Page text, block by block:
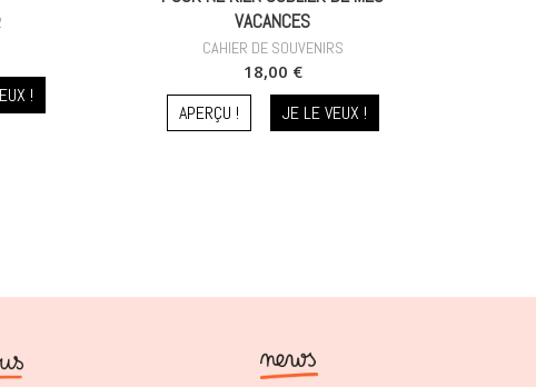
!
VACANCES
CAHIER DE SOUVENIRS
18,00 €
APERÇU ! JE LE VEUX !